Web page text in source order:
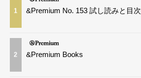
1 &Premium No. 153 試し読みと目次
2 &Premium Books